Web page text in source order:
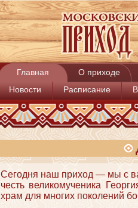
Главная
Новости
Расписание
О приходе
Сегодня наш приход — мы с
честь великомученика
храм для многих поколений